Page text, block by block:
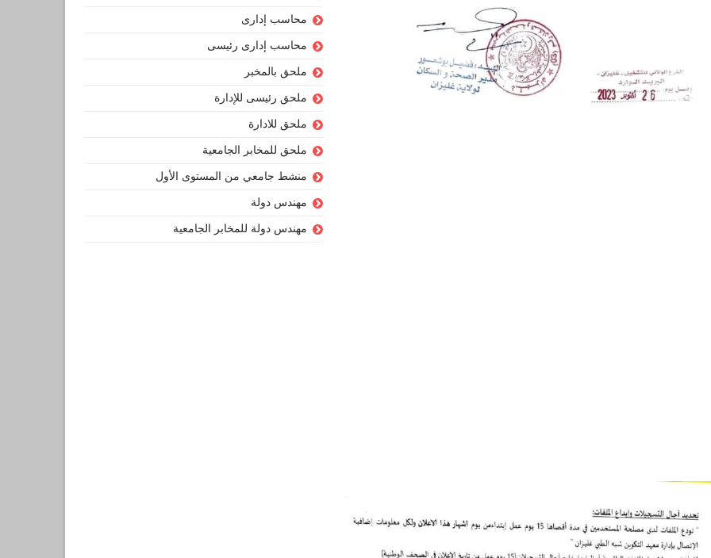
محاسب إدارى
محاسب إدارى رئيسى
ملحق بالمخبر
ملحق رئيسى للإدارة
ملحق للادارة
ملحق للمخابر الجامعية
منشط جامعي من المستوى الأول
مهندس دولة
مهندس دولة للمخابر الجامعية